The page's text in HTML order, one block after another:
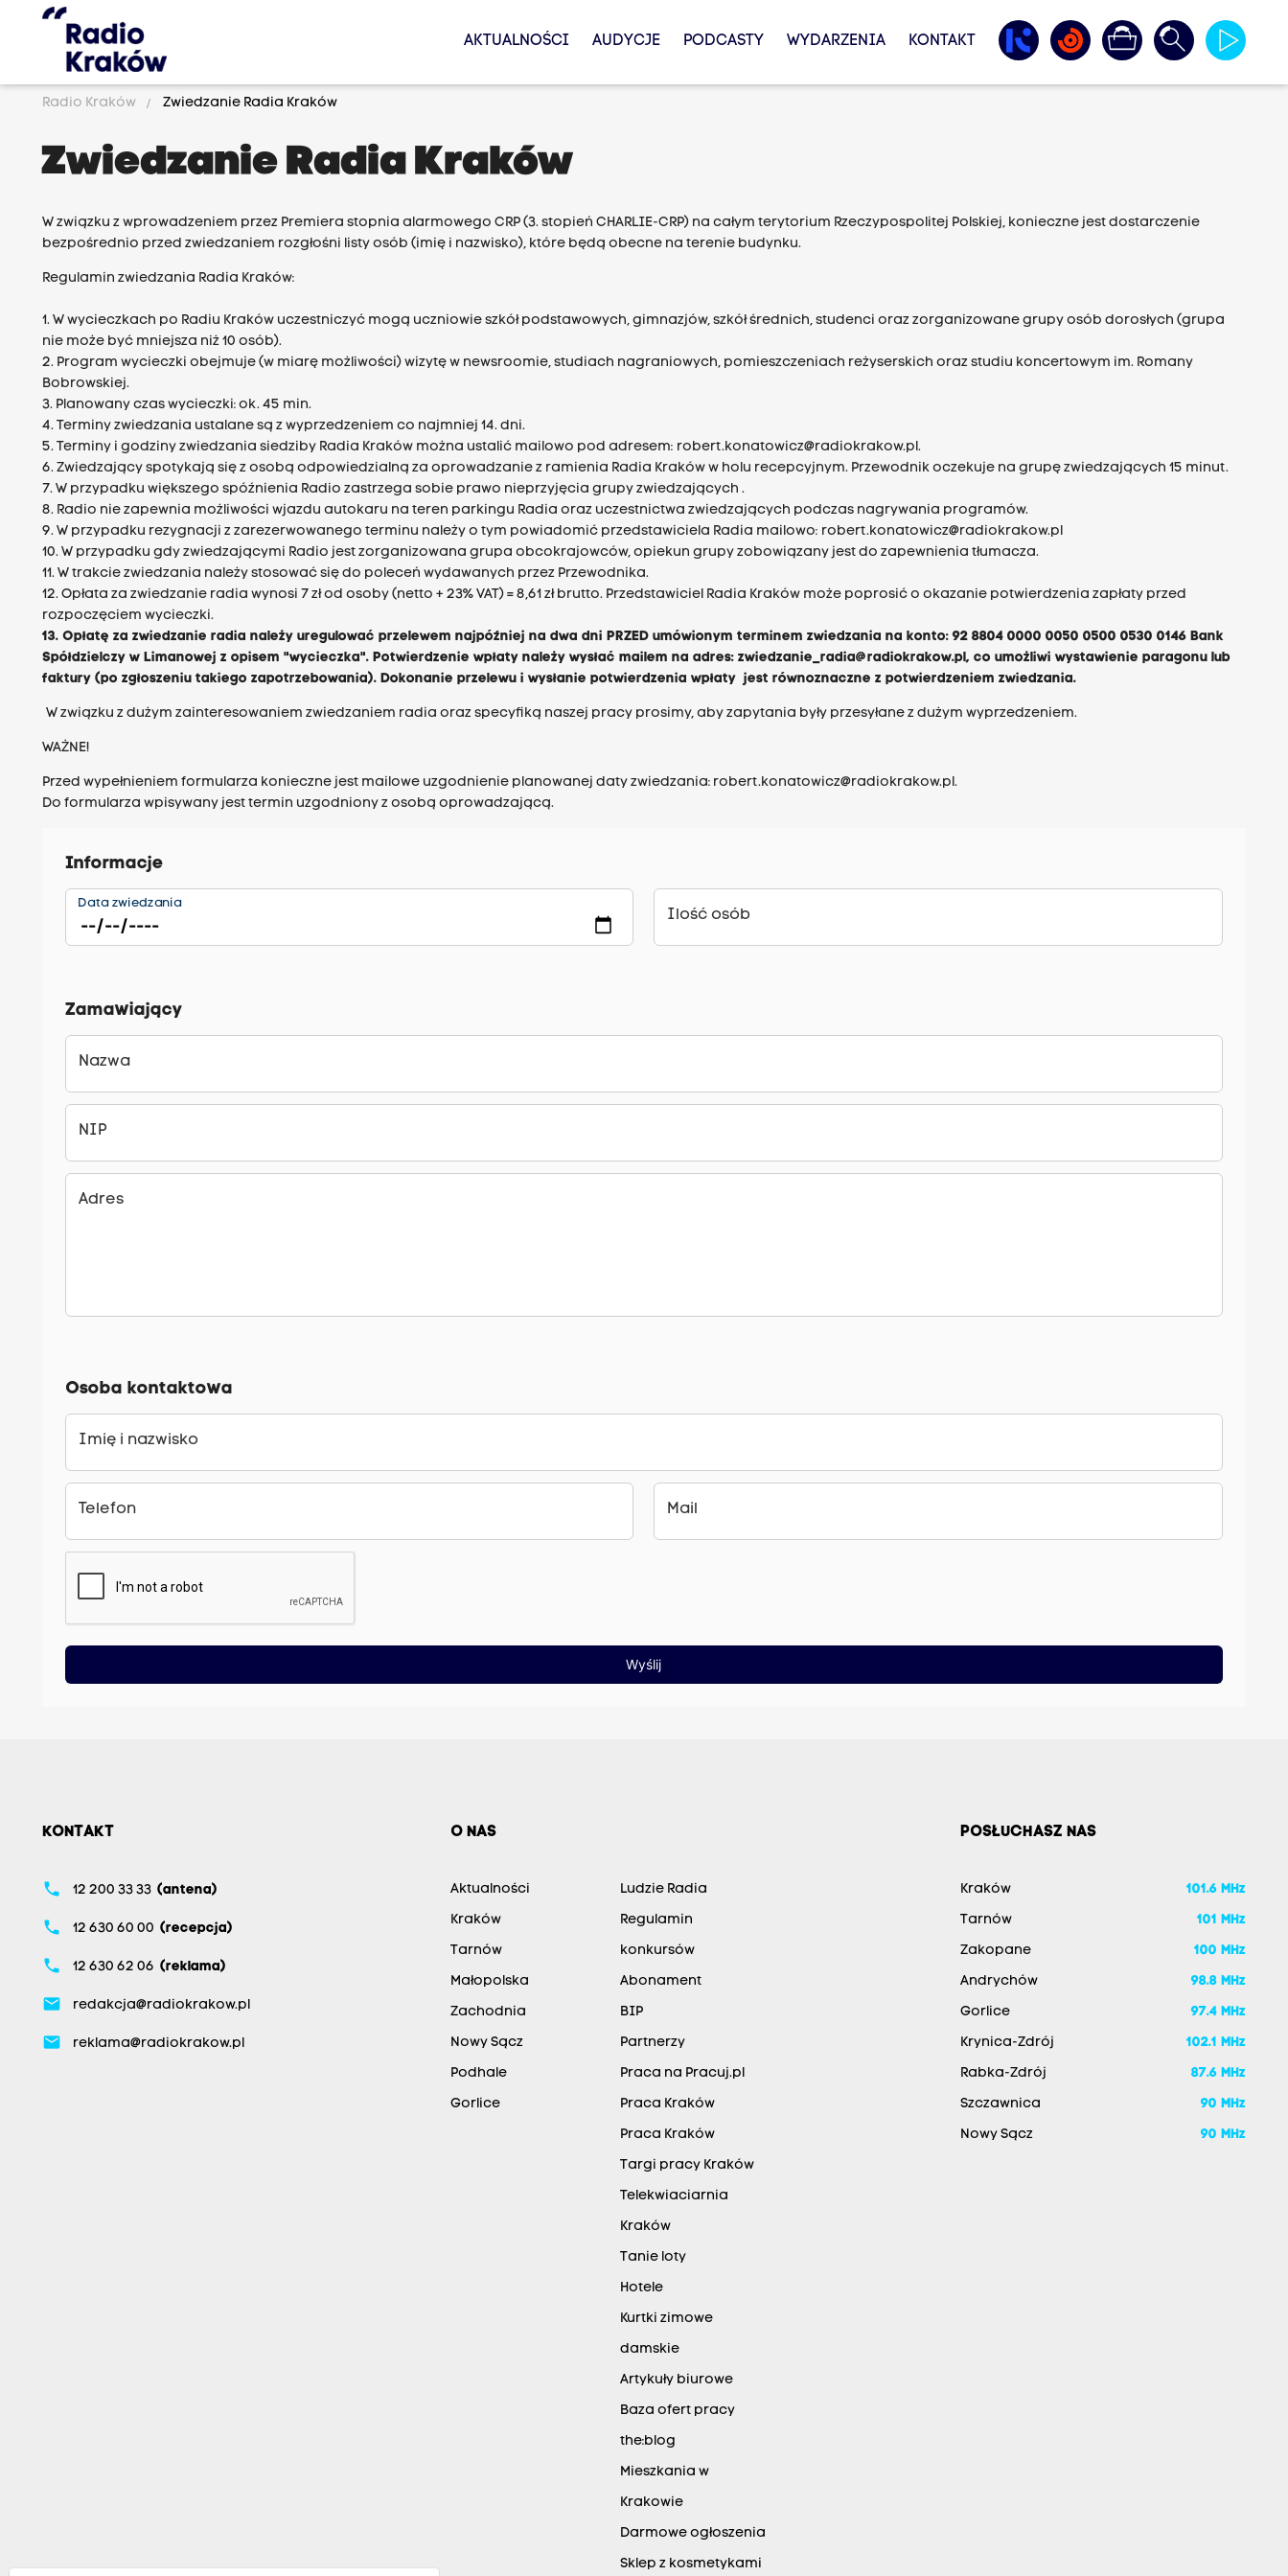
AKTUALNOŚCI AUDYCJE PODCASTY WYDARZENIA KONTAKT
Radio Kraków Zwiedzanie Radia Kraków
Zwiedzanie Radia Kraków
W związku z wprowadzeniem przez Premiera stopnia alarmowego CRP (3. stopień CHARLIE-CRP) na całym terytorium Rzeczypospolitej Polskiej, konieczne jest dostarczenie
bezpośrednio przed zwiedzaniem rozgłośni listy osób (imię i nazwisko), które będą obecne na terenie budynku.
Regulamin zwiedzania Radia Kraków:
1. W wycieczkach po Radiu Kraków uczestniczyć mogą uczniowie szkół podstawowych, gimnazjów, szkół średnich, studenci oraz zorganizowane grupy osób dorosłych (grupa
nie może być mniejsza niż 10 osób).
2. Program wycieczki obejmuje (w miarę możliwości) wizytę w newsroomie, studiach nagraniowych, pomieszczeniach reżyserskich oraz studiu koncertowym im. Romany
Bobrowskiej.
3. Planowany czas wycieczki: ok. 45 min.
4. Terminy zwiedzania ustalane są z wyprzedzeniem co najmniej 14. dni.
5. Terminy i godziny zwiedzania siedziby Radia Kraków można ustalić mailowo pod adresem: robert.konatowicz@radiokrakow.pl.
6. Zwiedzający spotykają się z osobą odpowiedzialną za oprowadzanie z ramienia Radia Kraków w holu recepcyjnym. Przewodnik oczekuje na grupę zwiedzających 15 minut.
7. W przypadku większego spóźnienia Radio zastrzega sobie prawo nieprzyjęcia grupy zwiedzających .
8. Radio nie zapewnia możliwości wjazdu autokaru na teren parkingu Radia oraz uczestnictwa zwiedzających podczas nagrywania programów.
9. W przypadku rezygnacji z zarezerwowanego terminu należy o tym powiadomić przedstawiciela Radia mailowo: robert.konatowicz@radiokrakow.pl
10. W przypadku gdy zwiedzającymi Radio jest zorganizowana grupa obcokrajowców, opiekun grupy zobowiązany jest do zapewnienia tłumacza.
11. W trakcie zwiedzania należy stosować się do poleceń wydawanych przez Przewodnika.
12. Opłata za zwiedzanie radia wynosi 7 zł od osoby (netto + 23% VAT) = 8,61 zł brutto. Przedstawiciel Radia Kraków może poprosić o okazanie potwierdzenia zapłaty przed
rozpoczęciem wycieczki.
13. Opłatę za zwiedzanie radia należy uregulować przelewem najpóźniej na dwa dni PRZED umówionym terminem zwiedzania na konto: 92 8804 0000 0050 0500 0530 0146 Bank
Spółdzielczy w Limanowej z opisem "wycieczka". Potwierdzenie wpłaty należy wysłać mailem na adres:zwiedzanie_radia@radiokrakow.pl, co umożliwi wystawienie paragonu lub
faktury (po zgłoszeniu takiego zapotrzebowania). Dokonanie przelewu i wysłanie potwierdzenia wpłaty jest równoznaczne z potwierdzeniem zwiedzania.
W związku z dużym zainteresowaniem zwiedzaniem radia oraz specyfiką naszej pracy prosimy, aby zapytania były przesyłane z dużym wyprzedzeniem.
WAŻNE!
Przed wypełnieniem formularza konieczne jest mailowe uzgodnienie planowanej daty zwiedzania: robert.konatowicz@radiokrakow.pl.
Do formularza wpisywany jest termin uzgodniony z osobą oprowadzającą.
Informacje
Data zwiedzania
Ilość osób
Zamawiający
Nazwa
NIP
Adres
Osoba kontaktowa
Imię i nazwisko
Telefon Mail
Wyślij
KONTAKT
phone 12 200 33 33 (antena)
phone 12 630 60 00 (recepcja)
phone 12 630 62 06 (reklama)
email redakcja@radiokrakow.pl
email reklama@radiokrakow.pl
O NAS
Aktualności
Kraków
Tarnów
Małopolska
Zachodnia
Nowy Sącz
Podhale
Gorlice
Ludzie Radia
Regulamin
konkursów
Abonament
BIP
Partnerzy
Praca na Pracuj.pl
Praca Kraków
Praca Kraków
Targi pracy Kraków
Telekwiaciarnia
Kraków
Tanie loty
Hotele
Kurtki zimowe
damskie
Artykuły biurowe
Baza ofert pracy
the:blog
Mieszkania w
Krakowie
Darmowe ogłoszenia
Sklep z kosmetykami
POSŁUCHASZ NAS
Kraków 101.6 MHz
Tarnów 101 MHz
Zakopane 100 MHz
Andrychów 98.8 MHz
Gorlice 97.4 MHz
Krynica-Zdrój 102.1 MHz
Rabka-Zdrój 87.6 MHz
Szczawnica 90 MHz
Nowy Sącz 90 MHz